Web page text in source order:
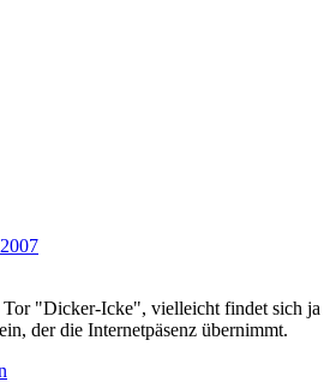
"Dicker-Icke", vielleicht findet sich ja
der die Internetpäsenz übernimmt.